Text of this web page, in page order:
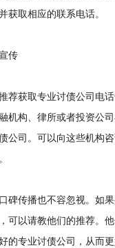
获取相应的联系电话。
传
获取专业讨债公司电话
机构、律所或者投资公
公司。可以向这些机构
传播也不容忽视。如果
可以请教他们的推荐。
的专业讨债公司，从而更